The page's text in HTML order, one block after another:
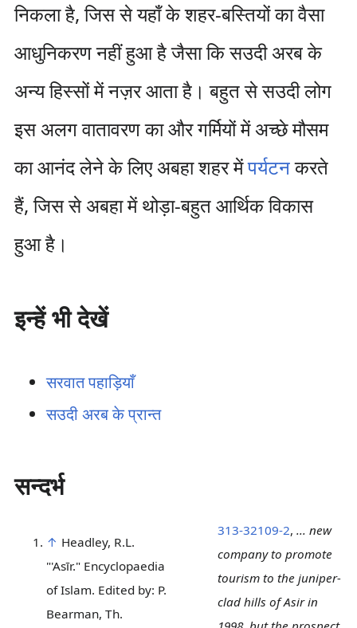
निकला है, जिस से यहाँ के शहर-बस्तियों का वैसा
आधुनिकरण नहीं हुआ है जैसा कि सउदी अरब के
अन्य हिस्सों में नज़र आता है। बहुत से सउदी लोग
इस अलग वातावरण का और गर्मियों में अच्छे मौसम
का आनंद लेने के लिए अबहा शहर मेंपर्यटनकरते
हैं, जिस से अबहा में थोड़ा-बहुत आर्थिक विकास
हुआ है।
इन्हें भी देखें
सरवात पहाड़ियाँ
सउदी अरब के प्रान्त
सन्दर्भ
↑ Headley, R.L.
"'Asīr." Encyclopaedia
of Islam. Edited by: P.
Bearman, Th.
313-32109-2, ... new
company to promote
tourism to the juniper-
clad hills of Asir in